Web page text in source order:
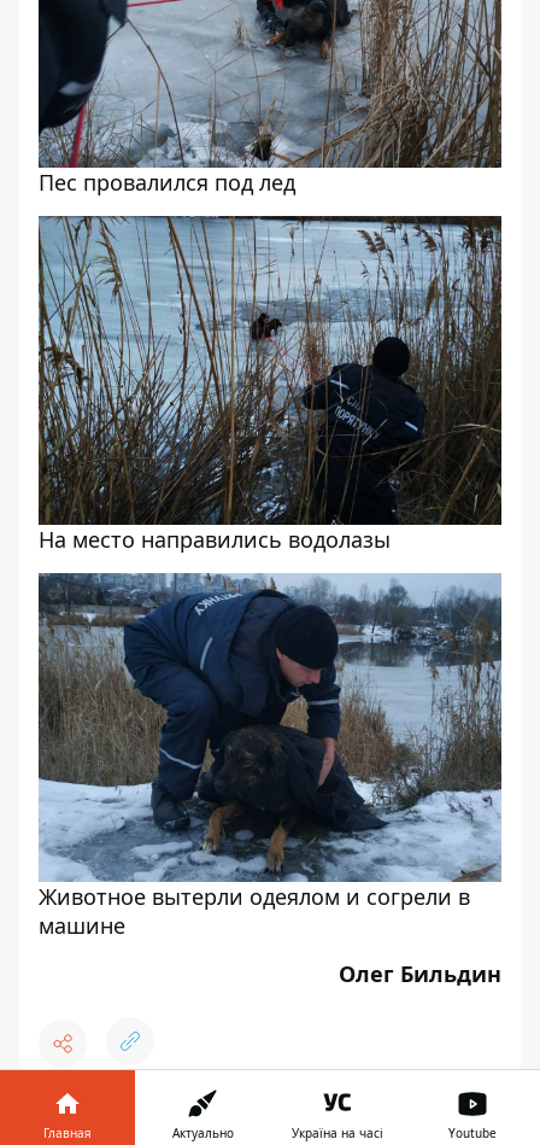
Пес провалился под лед
На место направились водолазы
Животное вытерли одеялом и согрели в
машине
Олег Бильдин
👍 ♥ 😆
Главная Актуально Україна на часі Youtube